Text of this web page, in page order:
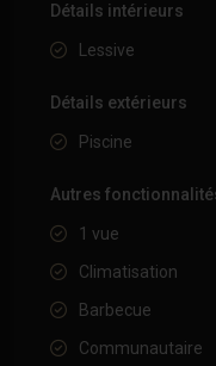
Détails intérieurs
Lessive
Détails extérieurs
Piscine
Autres
1 vue
Climatisation
Barbecue
Communautaire